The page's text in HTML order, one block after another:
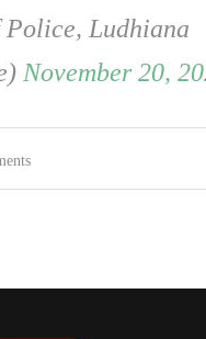
Ludhiana
November 20,